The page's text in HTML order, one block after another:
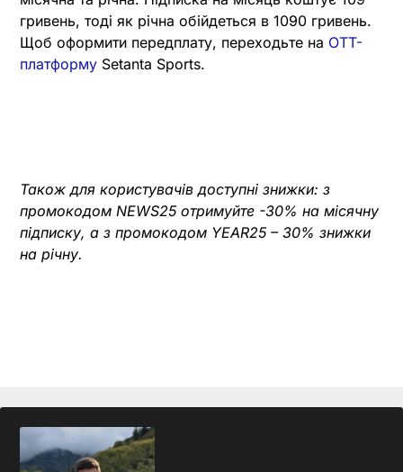
гривень, тоді як річна обійдеться в 1090 гривень.
Щоб оформити передплату, переходьте на OTT-
платформу Setanta Sports.
Також для користувачів доступні знижки: з
промокодом NEWS25 отримуйте -30% на місячну
підписку, а з промокодом YEAR25 – 30% знижки
на річну.